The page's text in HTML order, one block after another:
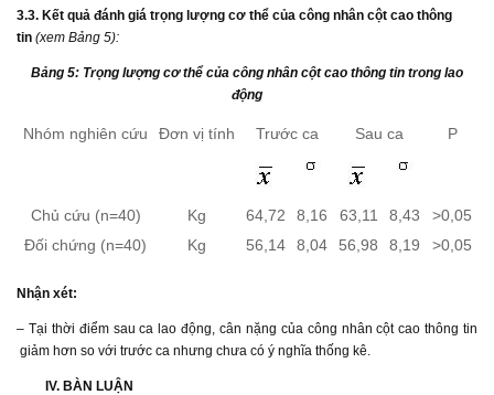
3.3. Kết quả đánh giá trọng lượng cơ thể của công nhân cột cao thông
tin (xem Bảng 5):
Bảng 5: Trọng lượng cơ thể của công nhân cột cao thông tin trong lao
động
Nhóm nghiên cứu Đơn vị tính Trước ca Sau ca P
Chủ cứu (n=40) Kg 64,72 8,16 63,11 8,43
>0,05
Đối chứng (n=40)
Kg 56,14 8,04 56,98 8,19 >0,05
Nhận xét:
– Tại thời điểm sau ca lao động, cân nặng của công nhân cột cao thông tin
giảm hơn so với trước ca nhưng chưa có ý nghĩa thống kê.
IV. BÀN LUẬN